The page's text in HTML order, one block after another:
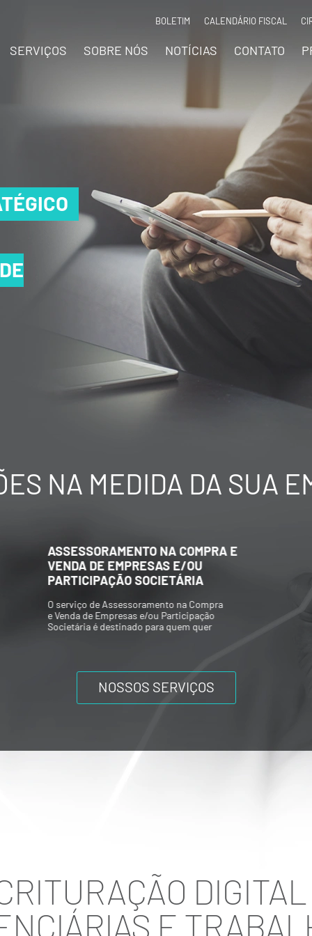
BOLETIM CALENDÁRIO FISCAL
SERVIÇOS SOBRE NÓS NOTÍCIAS CONTATO
NA MEDIDA DA SUA
AVALIAÇÃO ECONÔMICO-
FINANCEIRA DE EMPRESAS
Elaboração de Valuations para aquisição
e/ou venda de participações societárias,
ou mesmo composições societárias entre
NOSSOS SERVIÇOS
E